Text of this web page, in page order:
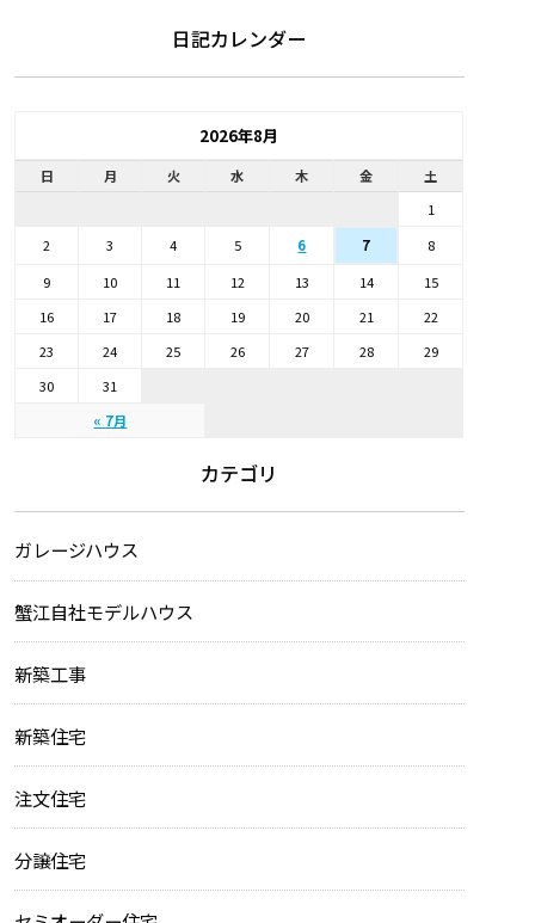
日記カレンダー
2026年8月
日 月 火 水 木 金 土
« 7月
1
2
3 4 5 6 7
8
9
10 11 12 13 14
15
16
17 18 19 20 21
22
23
24 25 26 27 28
29
30
31
カテゴリ
ガレージハウス
蟹江自社モデルハウス
新築工事
新築住宅
注文住宅
分譲住宅